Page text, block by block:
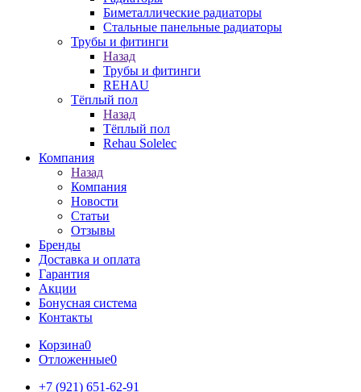
Биметаллические радиаторы
Стальные панельные радиаторы
Трубы и фитинги
Назад
Трубы и фитинги
REHAU
Тёплый пол
Назад
Тёплый пол
Rehau Solelec
Компания
Назад
Компания
Новости
Статьи
Отзывы
Бренды
Доставка и оплата
Гарантия
Акции
Бонусная система
Контакты
Корзина0
Отложенные0
+7 (921) 651-62-91